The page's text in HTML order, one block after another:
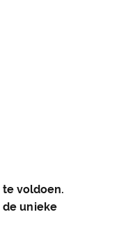
voldoen.
de unieke